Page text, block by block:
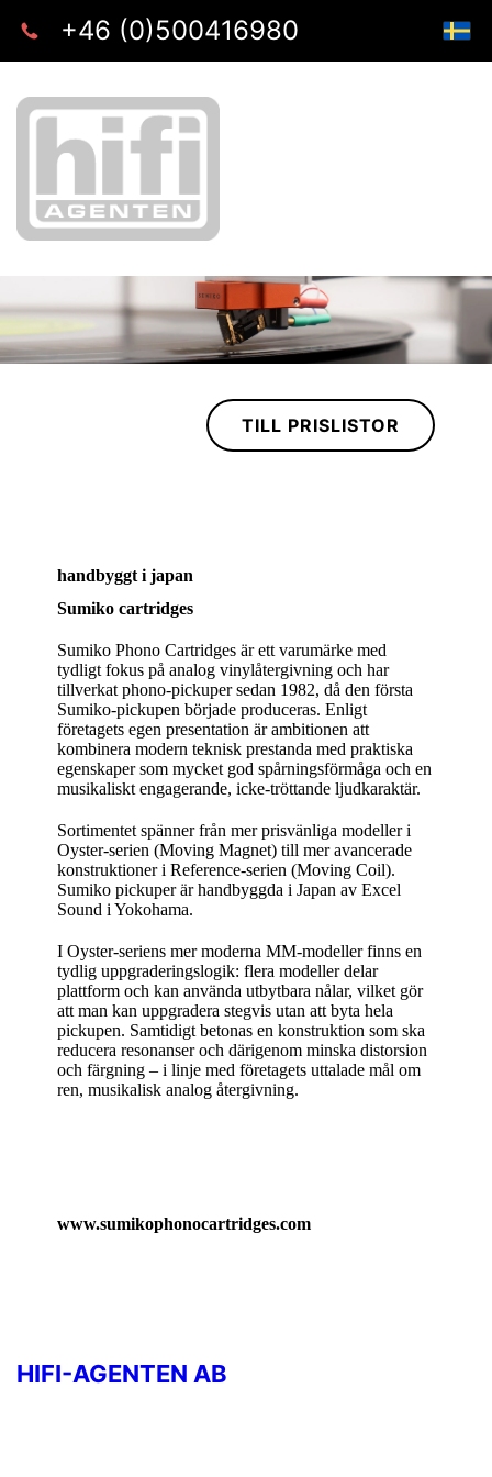
+46 (0)500416980
handbyggt i japan
Sumiko cartridges
Sumiko Phono Cartridges är ett varumärke med
tydligt fokus på analog vinylåtergivning och har
tillverkat phono‑pickuper sedan 1982, då den första
Sumiko‑pickupen började produceras. Enligt
företagets egen presentation är ambitionen att
kombinera modern teknisk prestanda med praktiska
egenskaper som mycket god spårningsförmåga och en
musikaliskt engagerande, icke‑tröttande ljudkaraktär.
Sortimentet spänner från mer prisvänliga modeller i
Oyster‑serien (Moving Magnet) till mer avancerade
konstruktioner i Reference‑serien (Moving Coil).
Sumiko pickuper är handbyggda i Japan av Excel
Sound i Yokohama.
I Oyster‑seriens mer moderna MM‑modeller finns en
tydlig uppgraderingslogik: flera modeller delar
plattform och kan använda utbytbara nålar, vilket gör
att man kan uppgradera stegvis utan att byta hela
pickupen. Samtidigt betonas en konstruktion som ska
reducera resonanser och därigenom minska distorsion
och färgning – i linje med företagets uttalade mål om
ren, musikalisk analog återgivning.
www.sumikophonocartridges.com
TILL PRISLISTOR
HIFI-AGENTEN AB